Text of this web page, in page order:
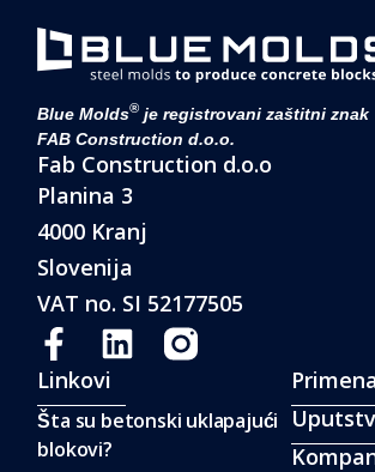
Blue Molds® je registrovani zaštitni znak
FAB Construction d.o.o.
Fab Construction d.o.o
Planina 3
4000 Kranj
Slovenija
VAT no. SI 52177505
Linkovi
Šta su betonski uklapajući
blokovi?